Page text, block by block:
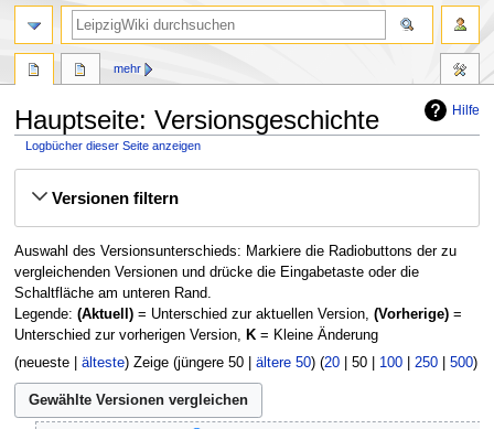
Hilfe
Hauptseite: Versionsgeschichte
Logbücher dieser Seite anzeigen
Navigation
SucheVersionen filtern
Auswahl des Versionsunterschieds: Markiere die Radiobuttons der zu
vergleichenden Versionen und drücke die Eingabetaste oder die
Schaltfläche am unteren Rand.
Legende: (Aktuell)= Unterschied zur aktuellen Version, (Vorherige)=
Unterschied zur vorherigen Version, K= Kleine Änderung
(neueste| älteste) Zeige (jüngere 50| ältere 50) (20| 50| 100| 250| 500)
mehr